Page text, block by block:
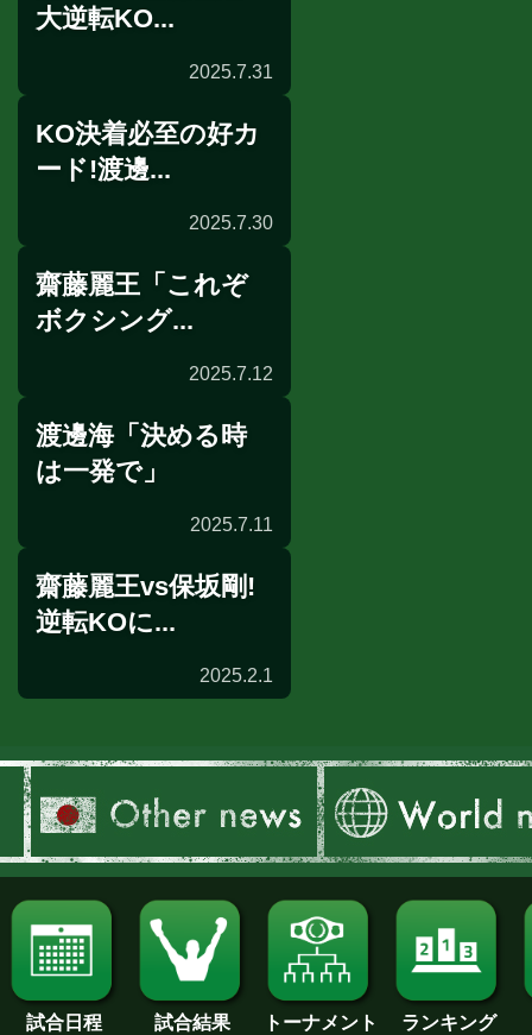
試合後会見
大逆転KO...
2025.7.31
前日計量
KO決着必至の好カ
ード!渡邊...
2025.7.30
インタビュー
齋藤麗王「これぞ
ボクシング...
2025.7.12
インタビュー
渡邊海「決める時
は一発で」
2025.7.11
齋藤麗王vs保坂剛!
逆転KOに...
2025.2.1
試合日程 試合結果 トーナメント ランキング